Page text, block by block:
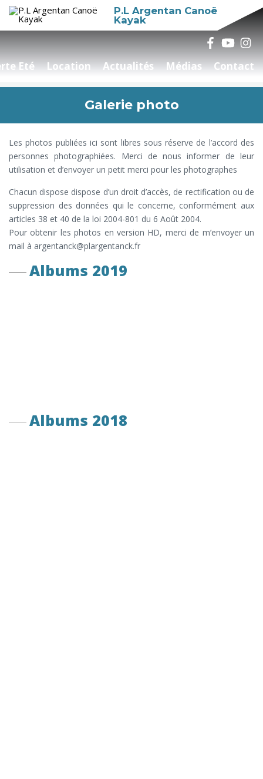
P.L Argentan Canoë
Kayak
Eté Location Actualités Médias Contact
Galerie photo
Les photos publiées ici sont libres sous réserve de l’accord des
personnes photographiées. Merci de nous informer de leur
utilisation et d’envoyer un petit merci pour les photographes
Chacun dispose dispose d’un droit d’accès, de rectification ou de
suppression des données qui le concerne, conformément aux
articles 38 et 40 de la loi 2004-801 du 6 Août 2004.
Pour obtenir les photos en version HD, merci de m’envoyer un
mail à argentanck@plargentanck.fr
Albums 2019
Albums 2018